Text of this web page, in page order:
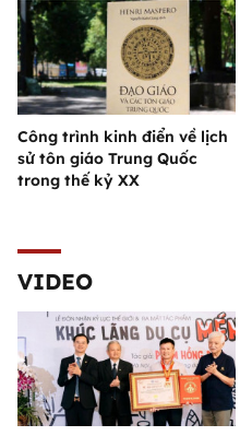
Công trình kinh điển về lịch
sử tôn giáo Trung Quốc
trong thế kỷ XX
VIDEO